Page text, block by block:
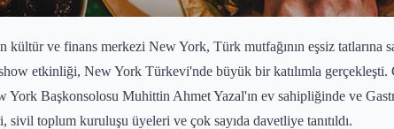
ve finans merkezi New York, Türk mutfağının eşsiz tatlarına
etkinliği, New York Türkevi'nde büyük bir katılımla gerçekleşti.
York Başkonsolosu Muhittin Ahmet Yazal'ın ev sahipliğinde ve
sivil toplum kuruluşu üyeleri ve çok sayıda davetliye tanıtıldı.